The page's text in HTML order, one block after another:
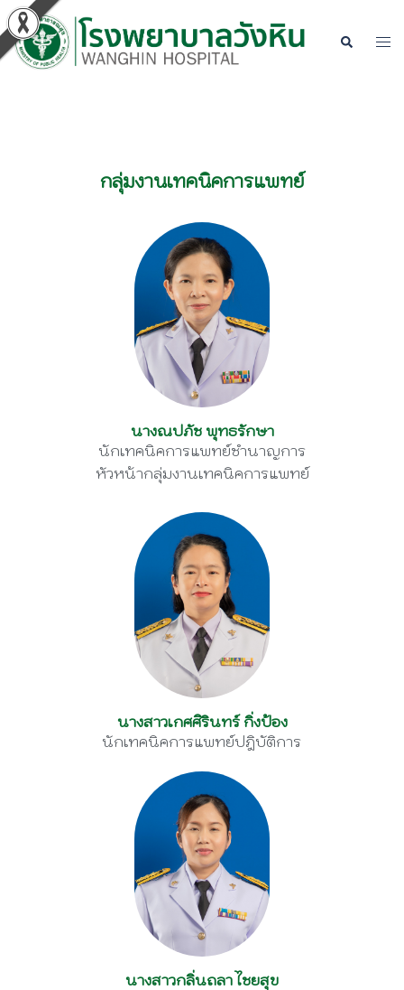
กลุ่มงานเทคนิคการแพทย์
นางณปภัช พุทธรักษา
นักเทคนิคการแพทย์ชำนาญการ
หัวหน้ากลุ่มงานเทคนิคการแพทย์
นางสาวเกศศิรินทร์ กิ่งป้อง
นักเทคนิคการแพทย์ปฎิบัติการ
นางสาวกลิ่นถลา ไชยสุข